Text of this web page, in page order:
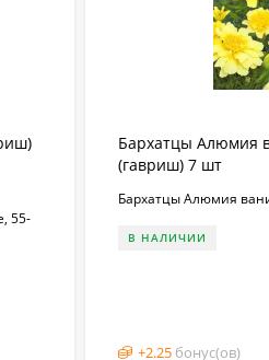
55-
Бархатцы Алюмия
(гавриш) 7 шт
Бархатцы Алюмия
В НАЛИЧИИ
+2.25 бонус(ов)